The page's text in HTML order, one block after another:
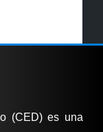
(CED) es una